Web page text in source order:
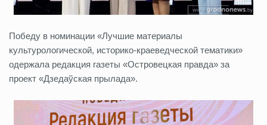
Победу в номинации «Лучшие материалы
культурологической, историко-краеведческой тематики»
одержала редакция газеты «Островецкая правда» за
проект «Дзедаўская прылада».